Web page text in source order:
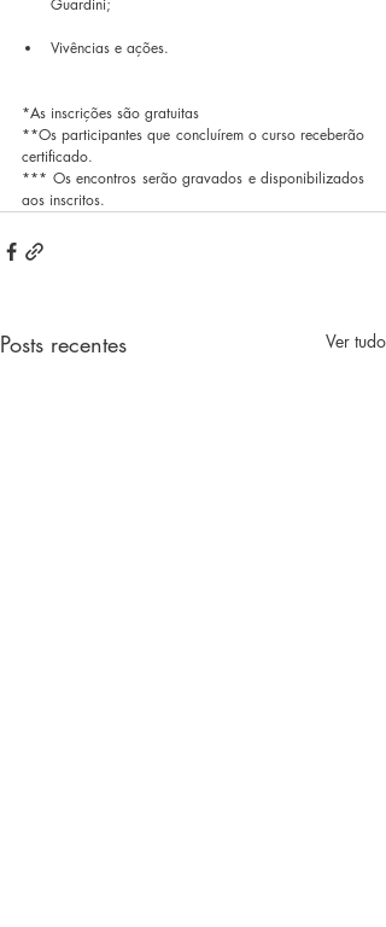
Vivências e ações.
*‌As inscrições são gratuitas
**Os participantes que concluírem o curso receberão
certificado.
*** Os encontros serão gravados e disponibilizados
aos inscritos.
Posts recentes Ver tudo